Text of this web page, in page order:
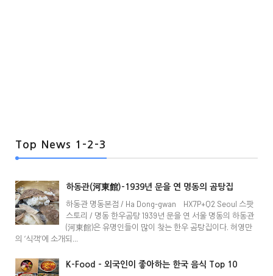
Top News 1-2-3
하동관(河東館)-1939년 문을 연 명동의 곰탕집
하동관 명동본점 / Ha Dong-gwan HX7P+Q2 Seoul 스팟
스토리 / 명동 한우곰탕 1939년 문을 연 서울 명동의 하동관
(河東館)은 유명인들이 많이 찾는 한우 곰탕집이다. 허영만
의 ‘식객’에 소개되...
K-Food - 외국인이 좋아하는 한국 음식 Top 10